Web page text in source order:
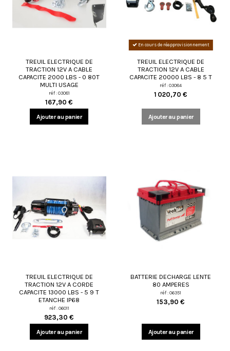
TREUIL ELECTRIQUE DE
TRACTION 12V A CABLE
CAPACITE 2000 LBS - 0 80T
MULTI USAGE
réf : 03081
167,90 €
Ajouter au panier
En cours de réapprovisionnement
TREUIL ELECTRIQUE DE
TRACTION 12V A CABLE
CAPACITE 20000 LBS - 8 5 T
réf : 03084
1 020,70 €
Ajouter au panier
TREUIL ELECTRIQUE DE
TRACTION 12V A CORDE
CAPACITE 13000 LBS - 5 9 T
ETANCHE IP68
réf : 06011
923,30 €
Ajouter au panier
BATTERIE DECHARGE LENTE
80 AMPERES
réf : 06351
153,90 €
Ajouter au panier